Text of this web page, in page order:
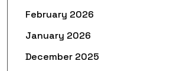
February 2026
January 2026
December 2025